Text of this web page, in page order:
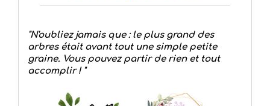
"N'oubliez jamais que : le plus grand des
arbres était avant tout une simple petite
graine. Vous pouvez partir de rien et tout
accomplir ! "